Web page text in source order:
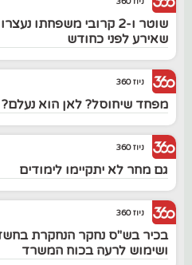
שוטר ו-2 קרובי משפחתו
שאירע לפני כחודש
ניוז 360
מפחד שיחוסל? לאן הוא נעלם?
ניוז 360
גם מחר לא יתקיימו לימודים
ניוז 360
בכיר בש"ס נחקר הנחקרת
ושימוש לרעה בכוח המשרד